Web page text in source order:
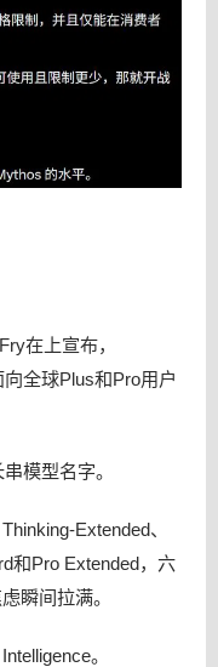
在上宣布，
全球Plus和Pro用户
模型名字。
Extended、
和Pro Extended，六
瞬间拉满。
。